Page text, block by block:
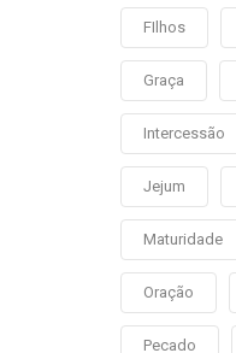
FIlhos
Graça
Intercessão
Jejum
Maturidade
Oração
Pecado